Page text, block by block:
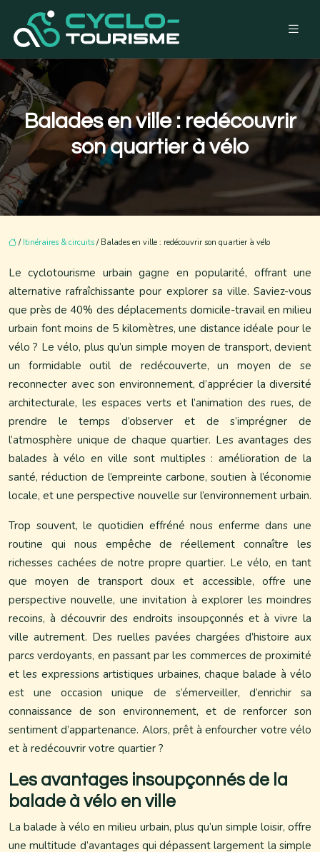
Balades en ville : redécouvrir
son quartier à vélo
/ Itinéraires & circuits / Balades en ville : redécouvrir son quartier à vélo
Le cyclotourisme urbain gagne en popularité, offrant une
alternative rafraîchissante pour explorer sa ville. Saviez-vous
que près de 40% des déplacements domicile-travail en milieu
urbain font moins de 5 kilomètres, une distance idéale pour le
vélo ? Le vélo, plus qu’un simple moyen de transport, devient
un formidable outil de redécouverte, un moyen de se
reconnecter avec son environnement, d’apprécier la diversité
architecturale, les espaces verts et l’animation des rues, de
prendre le temps d’observer et de s’imprégner de
l’atmosphère unique de chaque quartier. Les avantages des
balades à vélo en ville sont multiples : amélioration de la
santé, réduction de l’empreinte carbone, soutien à l’économie
locale, et une perspective nouvelle sur l’environnement urbain.
Trop souvent, le quotidien effréné nous enferme dans une
routine qui nous empêche de réellement connaître les
richesses cachées de notre propre quartier. Le vélo, en tant
que moyen de transport doux et accessible, offre une
perspective nouvelle, une invitation à explorer les moindres
recoins, à découvrir des endroits insoupçonnés et à vivre la
ville autrement. Des ruelles pavées chargées d’histoire aux
parcs verdoyants, en passant par les commerces de proximité
et les expressions artistiques urbaines, chaque balade à vélo
est une occasion unique de s’émerveiller, d’enrichir sa
connaissance de son environnement, et de renforcer son
sentiment d’appartenance. Alors, prêt à enfourcher votre vélo
et à redécouvrir votre quartier ?
Les avantages insoupçonnés de la
balade à vélo en ville
La balade à vélo en milieu urbain, plus qu’un simple loisir, offre
une multitude d’avantages qui dépassent largement la simple